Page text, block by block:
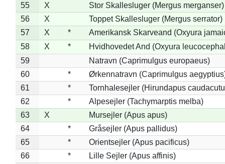
55
X
Stor Skallesluger (Mergus merganser)
56
X
Toppet Skallesluger (Mergus serrator)
57
X *
Amerikansk Skarveand (Oxyura
58
X *
Hvidhovedet And (Oxyura
59
Natravn (Caprimulgus europaeus)
60
*
Ørkennatravn (Caprimulgus
61
*
Tornhalesejler (Hirundapus
62
*
Alpesejler (Tachymarptis melba)
63
X
Mursejler (Apus apus)
64
*
Gråsejler (Apus pallidus)
65
*
Orientsejler (Apus pacificus)
66
*
Lille Sejler (Apus affinis)